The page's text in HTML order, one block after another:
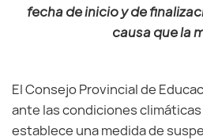
fecha de inicio y de
causa que la
El Consejo Provincial de
ante las condiciones
establece una medida de